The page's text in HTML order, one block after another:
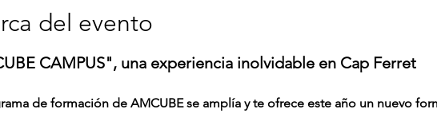
del evento
CAMPUS", una experiencia inolvidable en Cap Ferret
de formación de AMCUBE se amplía y te ofrece este año un nuevo